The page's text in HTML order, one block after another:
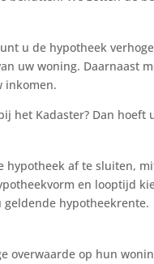
u de hypotheek
uw woning. Daarnaast
inkomen.
het Kadaster? Dan
hypotheek af te sluiten,
en looptijd
hypotheekrente.
overwaarde op hun